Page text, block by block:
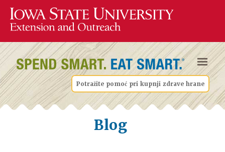
Potražite pomoć pri kupnji zdrave hrane
Blog